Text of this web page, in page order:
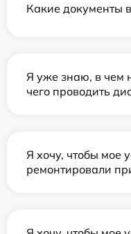
Какие документы
Я уже знаю, в чем
чего проводить
Я хочу, чтобы мое
ремонтировали